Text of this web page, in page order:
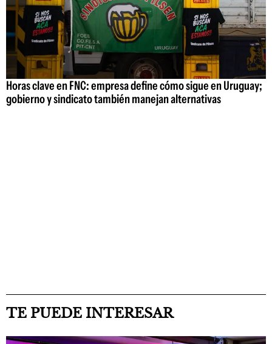
Horas clave en FNC: empresa define cómo sigue en Uruguay;
gobierno y sindicato también manejan alternativas
TE PUEDE INTERESAR